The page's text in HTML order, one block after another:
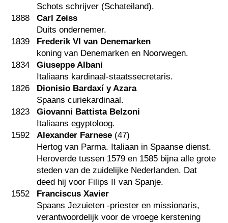
Schots schrijver (Schateiland).
1888
Carl Zeiss
Duits ondernemer.
1839
Frederik VI van Denemarken
koning van Denemarken en Noorwegen.
1834
Giuseppe Albani
Italiaans kardinaal-staatssecretaris.
1826
Dionisio Bardaxí y Azara
Spaans curiekardinaal.
1823
Giovanni Battista Belzoni
Italiaans egyptoloog.
1592
Alexander Farnese (47)
Hertog van Parma. Italiaan in Spaanse dienst.
Heroverde tussen 1579 en 1585 bijna alle grote
steden van de zuidelijke Nederlanden. Dat
deed hij voor Filips II van Spanje.
1552
Franciscus Xavier
Spaans Jezuieten -priester en missionaris,
verantwoordelijk voor de vroege kerstening